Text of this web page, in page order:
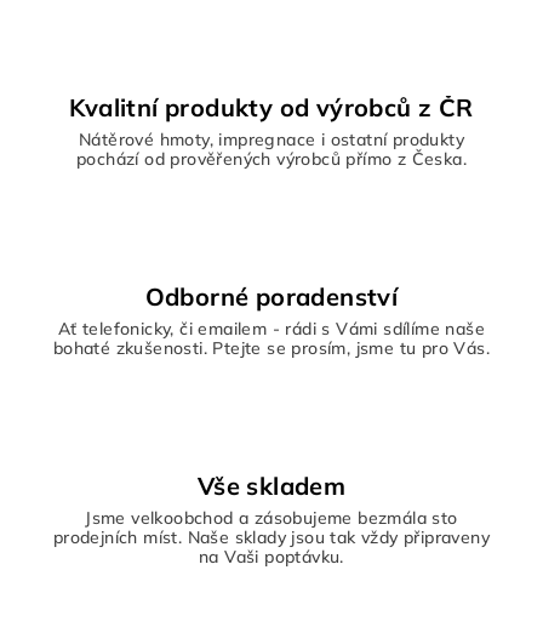
Kvalitní produkty od výrobců z ČR
Nátěrové hmoty, impregnace i ostatní produkty
pochází od prověřených výrobců přímo z Česka.
Odborné poradenství
Ať telefonicky, či emailem - rádi s Vámi sdílíme naše
bohaté zkušenosti. Ptejte se prosím, jsme tu pro Vás.
Vše skladem
Jsme velkoobchod a zásobujeme bezmála sto
prodejních míst. Naše sklady jsou tak vždy připraveny
na Vaši poptávku.